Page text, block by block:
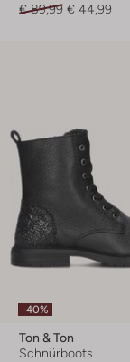
€ 89,99 € 44,99
-40%
Ton & Ton
Schnürboots